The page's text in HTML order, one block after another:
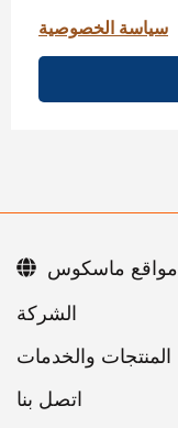
سياسة الخصوصية
اتصل بنا
مواقع ماسكوس